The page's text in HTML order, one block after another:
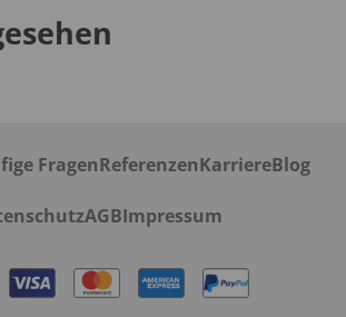
FragenReferenzenKarriereBlog
AGBImpressum